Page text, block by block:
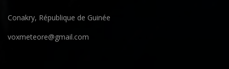
Conakry, République de Guinée
voxmeteore@gmail.com